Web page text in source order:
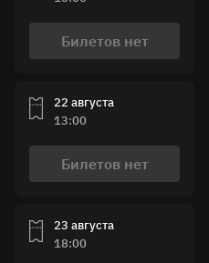
Билетов нет
22 августа
13:00
Билетов нет
23 августа
18:00